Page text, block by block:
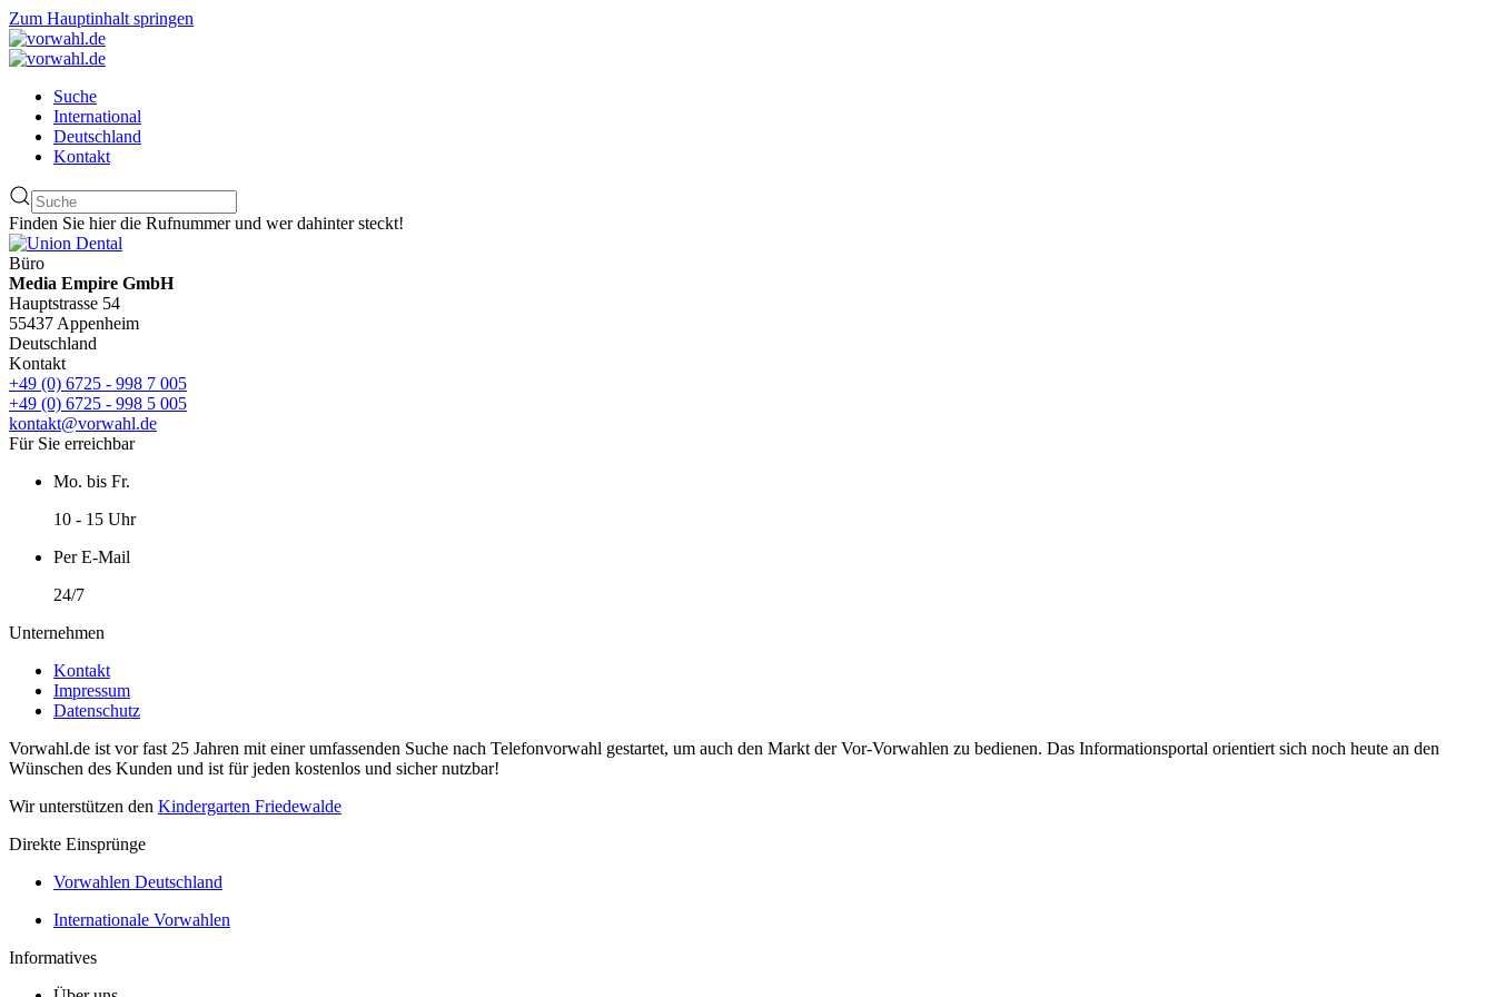
Zum Hauptinhalt springen
Suche
International
Deutschland
Kontakt
Finden Sie hier die Rufnummer und wer dahinter steckt!
Büro
Media Empire GmbH
Hauptstrasse 54
55437 Appenheim
Deutschland
Kontakt
+49 (0) 6725 - 998 7 005
+49 (0) 6725 - 998 5 005
kontakt@vorwahl.de
Für Sie erreichbar
Mo. bis Fr.
10 - 15 Uhr
Per E-Mail
24/7
Unternehmen
Kontakt
Impressum
Datenschutz
Vorwahl.de ist vor fast 25 Jahren mit einer umfassenden Suche nach Telefonvorwahl gestartet, um auch den Markt der Vor-Vorwahlen zu bedienen. Das Informationsportal orientiert sich noch heute an den
Wünschen des Kunden und ist für jeden kostenlos und sicher nutzbar!
Wir unterstützen den Kindergarten Friedewalde
Direkte Einsprünge
Vorwahlen Deutschland
Internationale Vorwahlen
Informatives